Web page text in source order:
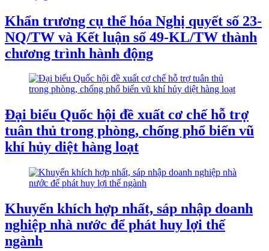
Khẩn trương cụ thể hóa Nghị quyết số 23-
NQ/TW và Kết luận số 49-KL/TW thành
chương trình hành động
Đại biểu Quốc hội đề xuất cơ chế hỗ trợ
tuân thủ trong phòng, chống phổ biến vũ
khí hủy diệt hàng loạt
Khuyến khích hợp nhất, sáp nhập doanh
nghiệp nhà nước để phát huy lợi thế
ngành